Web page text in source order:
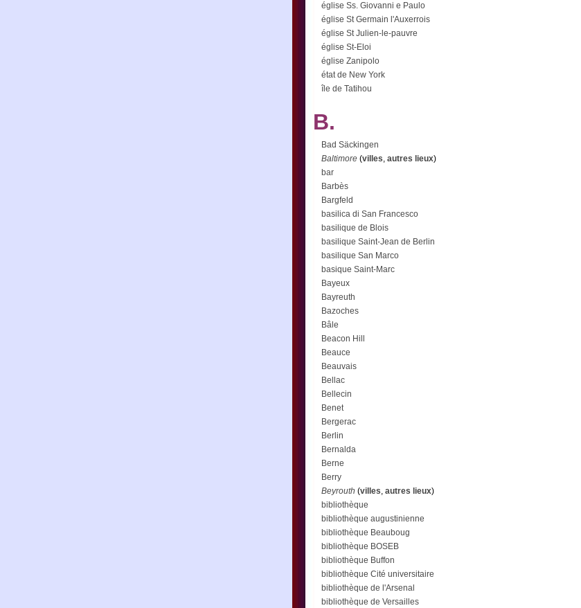
église Ss. Giovanni e Paulo
église St Germain l'Auxerrois
église St Julien-le-pauvre
église St-Eloi
église Zanipolo
état de New York
île de Tatihou
B.
Bad Säckingen
Baltimore (villes, autres lieux)
bar
Barbès
Bargfeld
basilica di San Francesco
basilique de Blois
basilique Saint-Jean de Berlin
basilique San Marco
basique Saint-Marc
Bayeux
Bayreuth
Bazoches
Bâle
Beacon Hill
Beauce
Beauvais
Bellac
Bellecin
Benet
Bergerac
Berlin
Bernalda
Berne
Berry
Beyrouth (villes, autres lieux)
bibliothèque
bibliothèque augustinienne
bibliothèque Beauboug
bibliothèque BOSEB
bibliothèque Buffon
bibliothèque Cité universitaire
bibliothèque de l'Arsenal
bibliothèque de Versailles